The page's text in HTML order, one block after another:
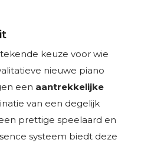
keuze voor wie
nieuwe piano
een aantrekkelijke
van een degelijk
prettige speelaard en
systeem biedt deze